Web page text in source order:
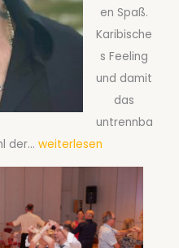
g
t
e
S
en Spaß.
Karibische
s Feeling
und damit
das
untrennba
der… S
a
a
weiterlesen